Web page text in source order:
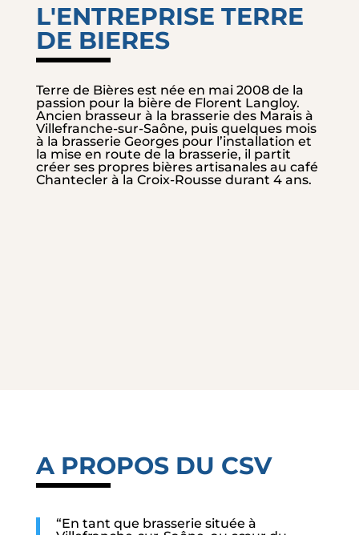
L'ENTREPRISE TERRE
DE BIERES
Terre de Bières est née en mai 2008 de la
passion pour la bière de Florent Langloy.
Ancien brasseur à la brasserie des Marais à
Villefranche-sur-Saône, puis quelques mois
à la brasserie Georges pour l’installation et
la mise en route de la brasserie, il partit
créer ses propres bières artisanales au café
Chantecler à la Croix-Rousse durant 4 ans.
A PROPOS DU CSV
“En tant que brasserie située à